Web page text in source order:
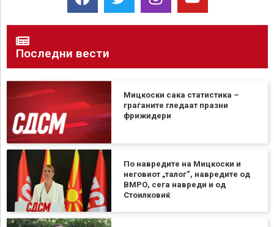
Последни вести
Мицкоски сака статистика –
граѓаните гледаат празни
фрижидери
По навредите на Мицкоски и
неговиот „талог“, навредите од
ВМРО, сега навреди и од
Стоилковиќ